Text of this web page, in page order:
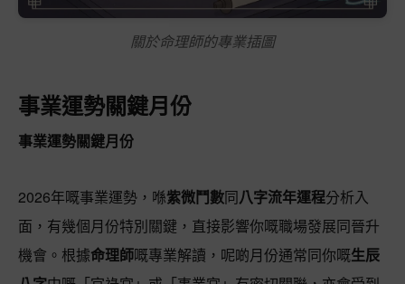
關於命理師的專業插圖
事業運勢關鍵月份
事業運勢關鍵月份
2026年嘅事業運勢，喺紫微鬥數同八字流年運程分析入
面，有幾個月份特別關鍵，直接影響你嘅職場發展同晉升
機會。根據命理師嘅專業解讀，呢啲月份通常同你嘅生辰